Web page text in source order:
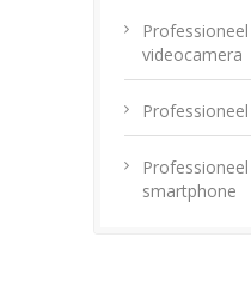
videocamera
smartphone